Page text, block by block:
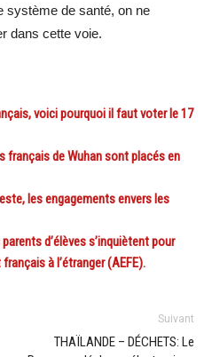
système de santé, on ne
dans cette voie.
voici pourquoi il faut voter le 17
français de Wuhan sont placés en
les engagements envers les
d’élèves s’inquiètent pour
à l’étranger (AEFE).
Suivant
THAÏLANDE – DÉCHETS: Le